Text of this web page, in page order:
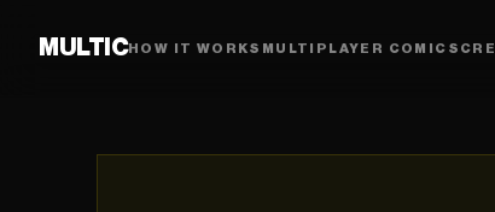
MULTICHOW IT WORKS MULTIPLAYER COMICS